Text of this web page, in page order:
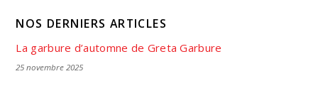
NOS DERNIERS ARTICLES
La garbure d’automne de Greta Garbure
25 novembre 2025